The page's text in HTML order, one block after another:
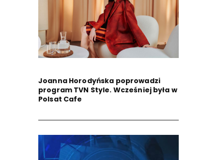
Joanna Horodyńska poprowadzi
program TVN Style. Wcześniej była w
Polsat Cafe